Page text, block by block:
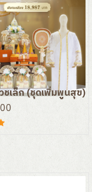
ชเล็ก (ชุดเพิ่มพูนสุข)